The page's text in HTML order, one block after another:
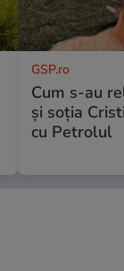
GSP.ro
Cum s-au
și soția
cu Petrolul